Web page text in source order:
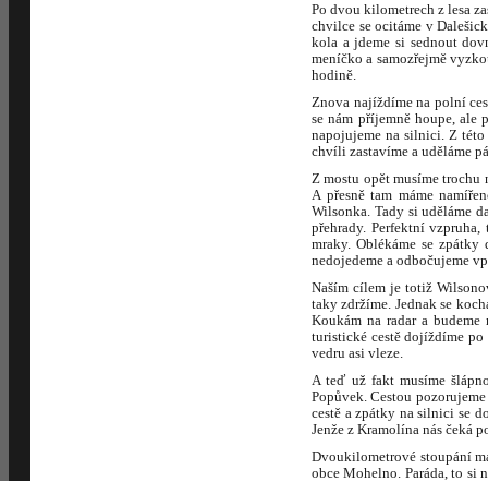
Po dvou kilometrech z lesa
chvilce se ocitáme v
kola a jdeme si sednout
meníčko a samozřejmě
hodině.
Znova najíždíme na polní
se nám příjemně houpe, ale
napojujeme na silnici. Z této
chvíli zastavíme a uděláme
Z mostu opět musíme
A přesně tam máme
Wilsonka. Tady si uděláme
přehrady. Perfektní
mraky. Oblékáme se
nedojedeme a odbočujeme
Naším cílem je totiž
taky zdržíme. Jednak se
Koukám na radar a
turistické cestě dojíždíme po
vedru asi vleze.
A teď už fakt musíme
Popůvek. Cestou
cestě a zpátky na silnici se
Jenže z Kramolína nás čeká
Dvoukilometrové stoupání
obce Mohelno. Paráda, to si